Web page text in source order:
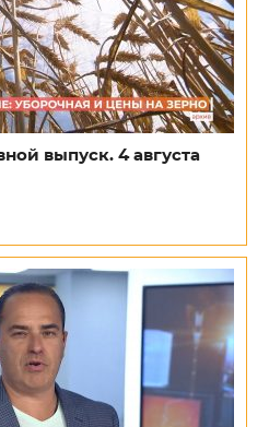
выпуск. 4 августа